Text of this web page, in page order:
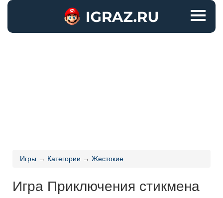
Игры → Категории → Жестокие
Игра Приключения стикмена